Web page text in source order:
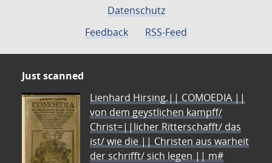
Datenschutz
Feedback
RSS-Feed
Just scanned
Lienhard Hirsing.|| COMOEDIA ||
von dem geystlichen kampff/
Christ=||licher Ritterschafft/ das
ist/ wie die || Christen aus warheit
der schrifft/ sich legen || m#